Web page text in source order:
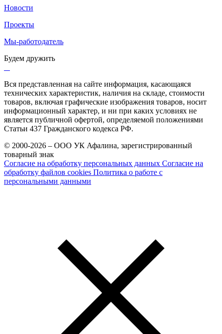
Новости
Проекты
Мы-работодатель
Будем дружить
Вся представленная на сайте информация, касающаяся
технических характеристик, наличия на складе, стоимости
товаров, включая графические изображения товаров, носит
информационный характер, и ни при каких условиях не
является публичной офертой, определяемой положениями
Статьи 437 Гражданского кодекса РФ.
© 2000-2026 – ООО УК Афалина, зарегистрированный
товарный знак
Согласие на обработку персональных данных Согласие на
обработку файлов cookies Политика о работе с
персональными данными